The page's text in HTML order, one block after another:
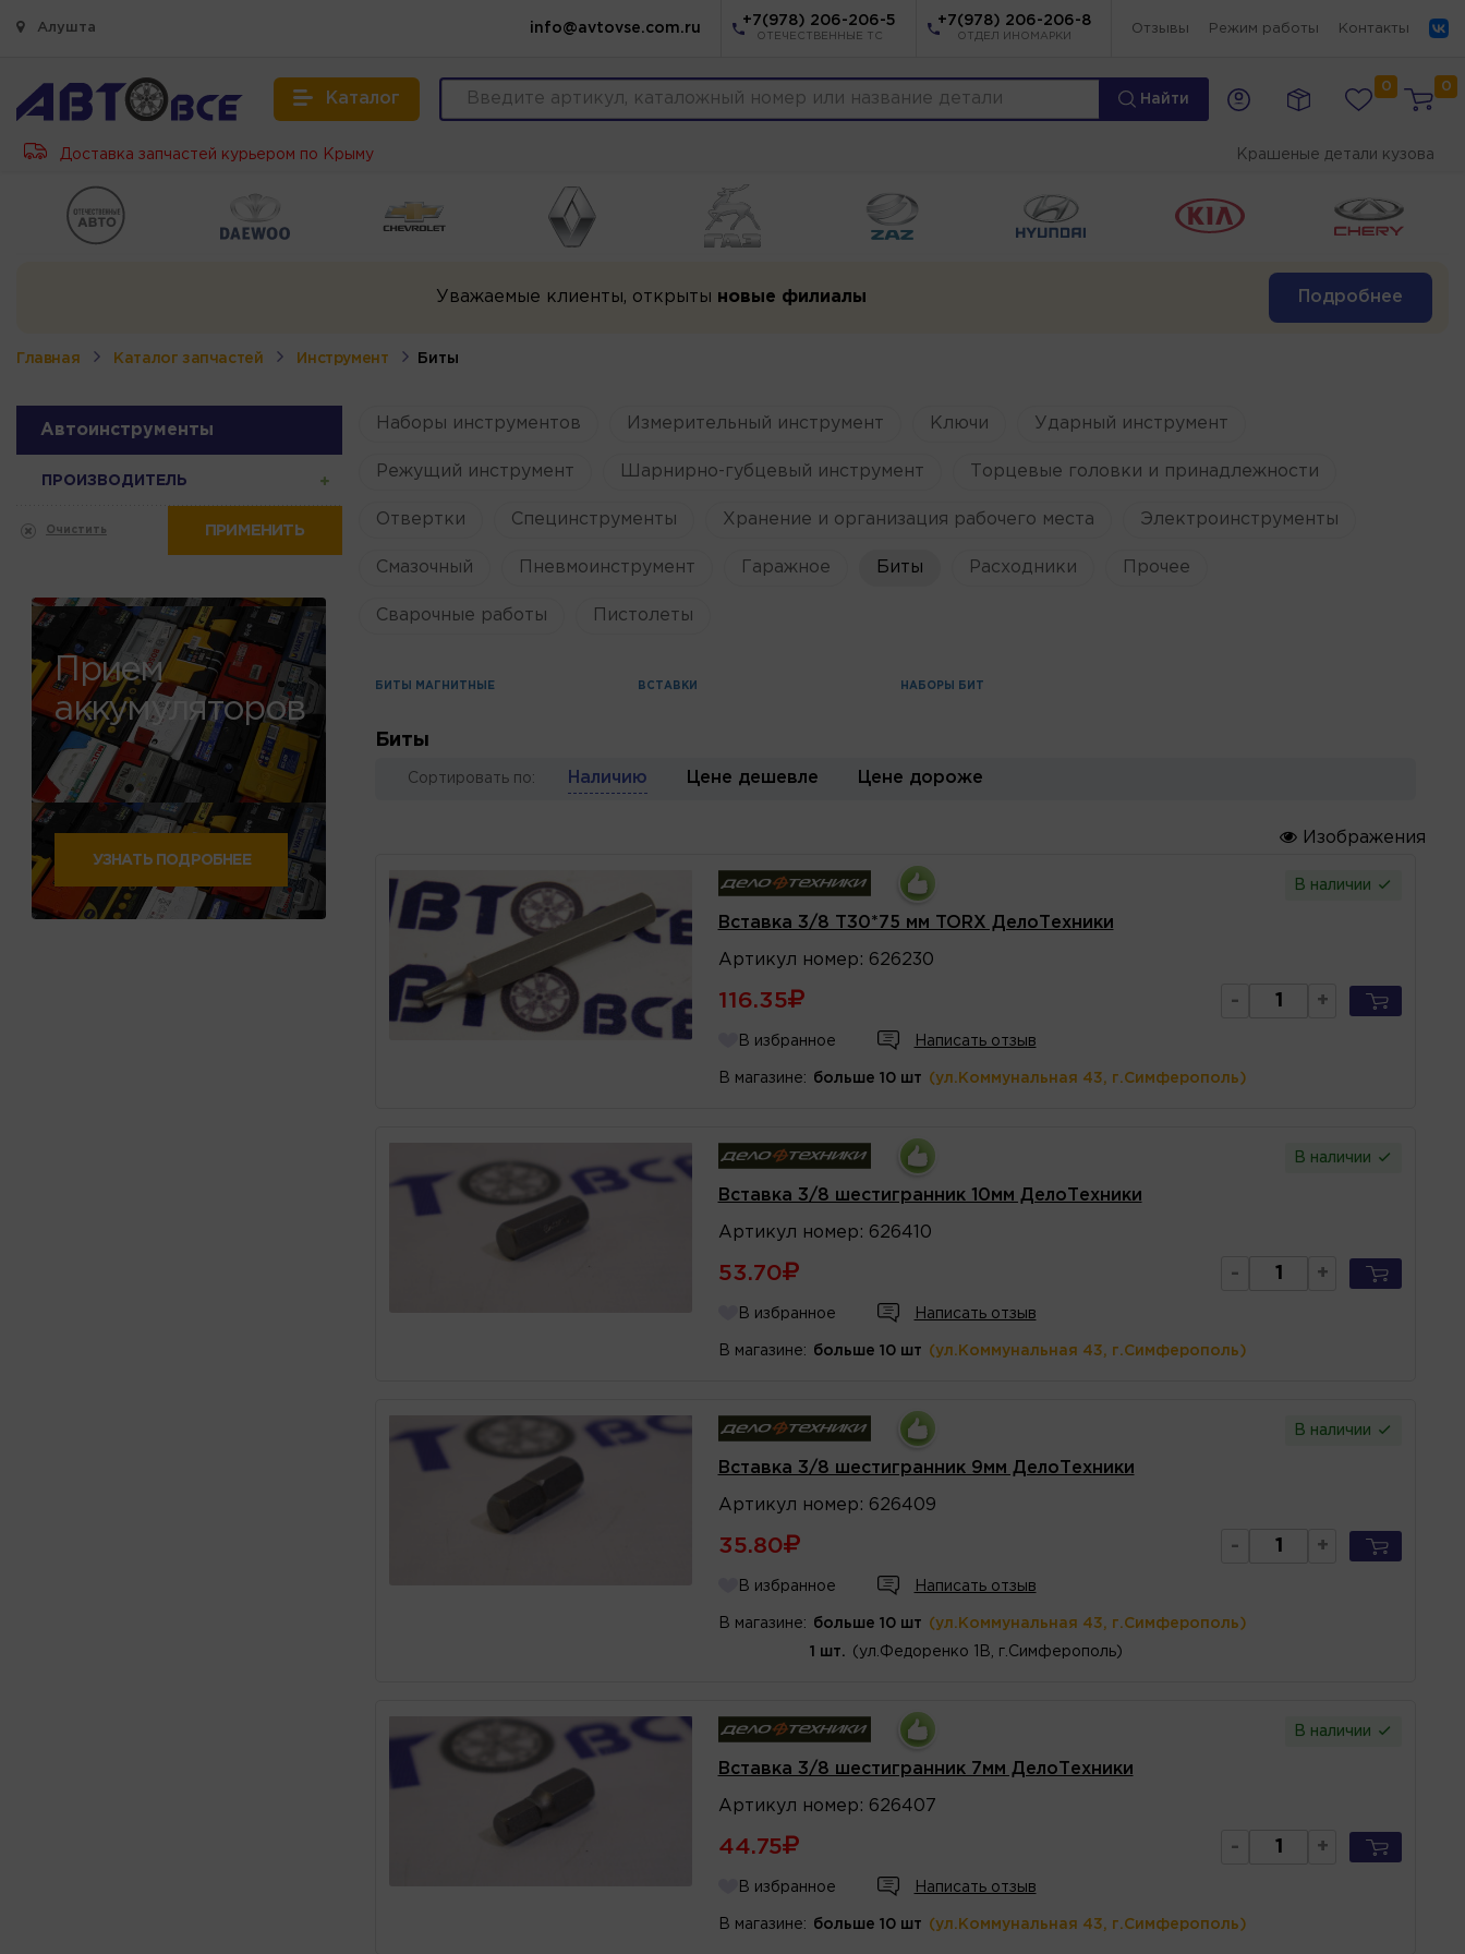
Алушта info@avtovse.com.ru
+7(978) 206-206-5
ОТЕЧЕСТВЕННЫЕ ТС
+7(978) 206-206-8
ОТДЕЛ ИНОМАРКИ
Отзывы Режим работы Контакты
Каталог Найти
0 0
Доставка запчастей курьером по Крыму Крашеные детали кузова
Уважаемые клиенты, открыты новые филиалы Подробнее
Главная Каталог запчастей Инструмент Биты
Автоинструменты
ПРОИЗВОДИТЕЛЬ
Очистить ПРИМЕНИТЬ
Прием
аккумуляторов
УЗНАТЬ ПОДРОБНЕЕ
Наборы инструментов Измерительный инструмент Ключи Ударный инструмент
Режущий инструмент Шарнирно-губцевый инструмент Торцевые головки и принадлежности
Отвертки Специнструменты Хранение и организация рабочего места Электроинструменты
Смазочный Пневмоинструмент Гаражное Биты Расходники Прочее
Сварочные работы Пистолеты
БИТЫ МАГНИТНЫЕ ВСТАВКИ НАБОРЫ БИТ
Биты
Сортировать по: Наличию Цене дешевле Цене дороже
Изображения
В наличии
Вставка 3/8 T30*75 мм TORX ДелоТехники
Артикул номер : 626230
116.35 - +
В избранное Написать отзыв
В магазине: больше 10 шт (ул.Коммунальная 43, г.Симферополь)
В наличии
Вставка 3/8 шестигранник 10мм ДелоТехники
Артикул номер : 626410
53.70 - +
В избранное Написать отзыв
В магазине: больше 10 шт (ул.Коммунальная 43, г.Симферополь)
В наличии
Вставка 3/8 шестигранник 9мм ДелоТехники
Артикул номер : 626409
35.80 - +
В избранное Написать отзыв
В магазине: больше 10 шт (ул.Коммунальная 43, г.Симферополь)
1 шт. (ул.Федоренко 1В, г.Симферополь)
В наличии
Вставка 3/8 шестигранник 7мм ДелоТехники
Артикул номер : 626407
44.75 - +
В избранное Написать отзыв
В магазине: больше 10 шт (ул.Коммунальная 43, г.Симферополь)